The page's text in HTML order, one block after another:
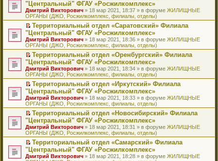
н
и
ю
о
о
б
щ
е
н
и
ю
н
о
м
у
с
о
о
б
щ
е
н
и
ю
ч
и
т
а
н
н
о
м
у
с
о
о
б
щ
е
н
и
ю
н
е
п
р
о
ч
и
т
а
н
н
о
м
у
с
о
о
б
щ
е
н
и
ю
р
в
о
м
у
н
е
п
р
о
ч
и
т
а
н
н
о
м
у
с
о
о
б
щ
е
н
и
ю
т
и
к
п
е
р
в
о
м
у
н
е
п
р
о
ч
и
т
а
н
н
о
м
у
с
о
о
б
П
е
р
е
й
т
и
к
п
е
р
в
о
м
у
н
е
п
р
о
ч
и
т
а
н
н
о
м
"Центральный" ФГАУ «Росжилкомплекс»
Дмитрий Викторович » 18 мар 2021, 18:37 » в форуме ЖИЛИЩНЫЕ
ОРГАНЫ (ДЖО, Росжилкомплекс, филиалы, отделы)
П
е
р
е
й
т
и
к
п
е
р
в
о
м
у
н
е
п
р
о
ч
и
т
Территориальный отдел «Саратовский» Филиала
"Центральный" ФГАУ «Росжилкомплекс»
Дмитрий Викторович » 18 мар 2021, 18:36 » в форуме ЖИЛИЩНЫЕ
ОРГАНЫ (ДЖО, Росжилкомплекс, филиалы, отделы)
П
е
р
е
й
т
и
к
п
е
р
в
о
м
у
н
е
п
Территориальный отдел «Оренбургский» Филиала
"Центральный" ФГАУ «Росжилкомплекс»
Дмитрий Викторович » 18 мар 2021, 18:34 » в форуме ЖИЛИЩНЫЕ
ОРГАНЫ (ДЖО, Росжилкомплекс, филиалы, отделы)
П
е
р
е
й
т
и
к
п
е
р
в
о
Территориальный отдел «Иркутский» Филиала
"Центральный" ФГАУ «Росжилкомплекс»
Дмитрий Викторович » 18 мар 2021, 18:33 » в форуме ЖИЛИЩНЫЕ
ОРГАНЫ (ДЖО, Росжилкомплекс, филиалы, отделы)
П
е
р
е
й
т
и
к
Территориальный отдел «Новосибирский» Филиала
"Центральный" ФГАУ «Росжилкомплекс»
Дмитрий Викторович » 18 мар 2021, 18:31 » в форуме ЖИЛИЩНЫЕ
ОРГАНЫ (ДЖО, Росжилкомплекс, филиалы, отделы)
П
е
р
Территориальный отдел «Самарский» Филиала
"Центральный" ФГАУ «Росжилкомплекс»
Дмитрий Викторович » 18 мар 2021, 18:28 » в форуме ЖИЛИЩНЫЕ